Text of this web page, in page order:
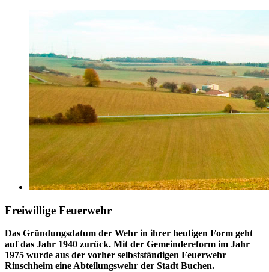
Freiwillige Feuerwehr
Das Gründungsdatum der Wehr in ihrer heutigen Form geht
auf das Jahr 1940 zurück. Mit der Gemeindereform im Jahr
1975 wurde aus der vorher selbstständigen Feuerwehr
Rinschheim eine Abteilungswehr der Stadt Buchen.